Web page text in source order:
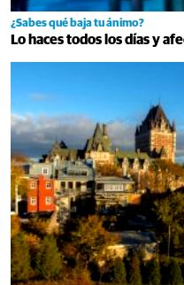
¿Sabes qué baja tu ánimo?
Lo haces todos los días y